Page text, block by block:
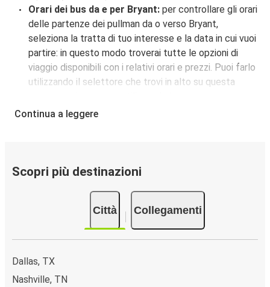
Orari dei bus da e per Bryant: per controllare gli orari
delle partenze dei pullman da o verso Bryant,
seleziona la tratta di tuo interesse e la data in cui vuoi
partire: in questo modo troverai tutte le opzioni di
viaggio disponibili con i relativi orari e prezzi. Puoi farlo
utilizzando il selettore che trovi in alto su questa
interattiva.
Città collegate a Bryant:tra le 13 destinazioni
Continua a leggere
Scopri più destinazioni
Città Collegamenti
Dallas, TX
Nashville, TN